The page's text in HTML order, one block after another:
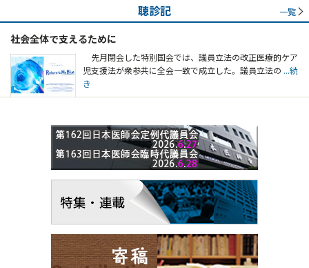
聴診記 一覧
社会全体で支えるために
先月閉会した特別国会では、議員立法の改正医療的ケア
児支援法が衆参共に全会一致で成立した。議員立法の ...続
き